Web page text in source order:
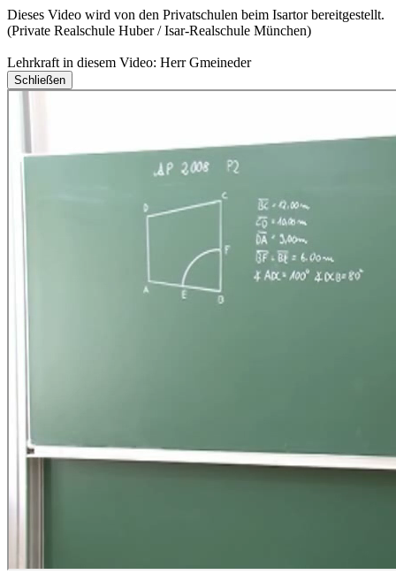
Dieses Video wird von den Privatschulen beim Isartor bereitgestellt.
(Private Realschule Huber / Isar-Realschule München)
Lehrkraft in diesem Video: Herr Gmeineder
Schließen